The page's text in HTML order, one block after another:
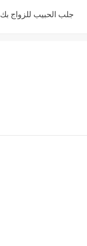
جلب الحبيب للزواج بك 100%100 مضمون